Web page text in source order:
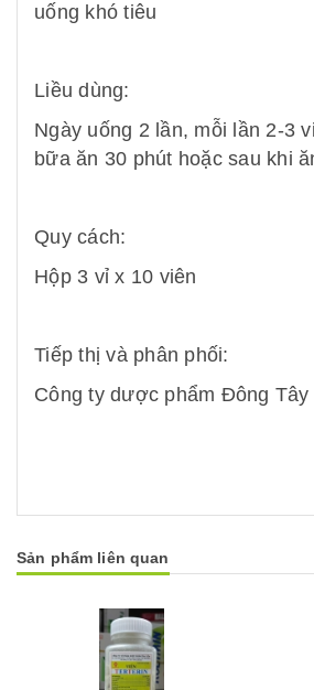
uống khó tiêu
Liều dùng:
Ngày uống 2 lần, mỗi lần 2-3
bữa ăn 30 phút hoặc sau khi
Quy cách:
Hộp 3 vỉ x 10 viên
Tiếp thị và phân phối:
Công ty dược phẩm Đông Tây
Sản phẩm liên quan